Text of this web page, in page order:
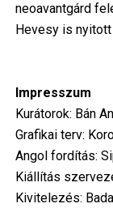
neoavantgárd
Hevesy is nyitott
Impresszum
Kurátorok: Bán
Grafikai terv:
Angol fordítás:
Kiállítás
Kivitelezés: